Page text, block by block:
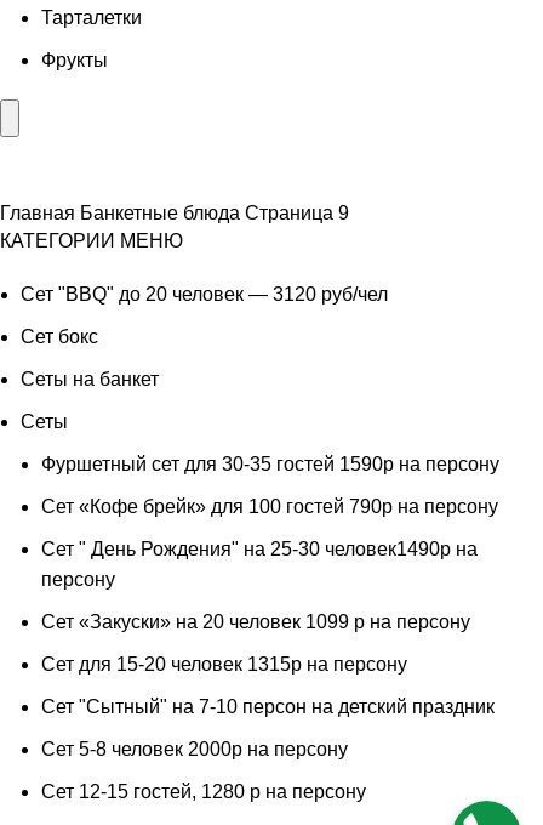
Тарталетки
Фрукты
Главная Банкетные блюда Страница 9
КАТЕГОРИИ МЕНЮ
Сет "BBQ" до 20 человек — 3120 руб/чел
Сет бокс
Сеты на банкет
Сеты
Фуршетный сет для 30-35 гостей 1590р на персону
Сет «Кофе брейк» для 100 гостей 790р на персону
Сет " День Рождения" на 25-30 человек1490р на
персону
Сет «Закуски» на 20 человек 1099 р на персону
Сет для 15-20 человек 1315р на персону
Сет "Сытный" на 7-10 персон на детский праздник
Сет 5-8 человек 2000р на персону
Сет 12-15 гостей, 1280 р на персону